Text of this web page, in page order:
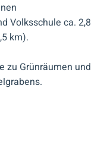
Volksschule ca. 2,8
km).
zu Grünräumen und